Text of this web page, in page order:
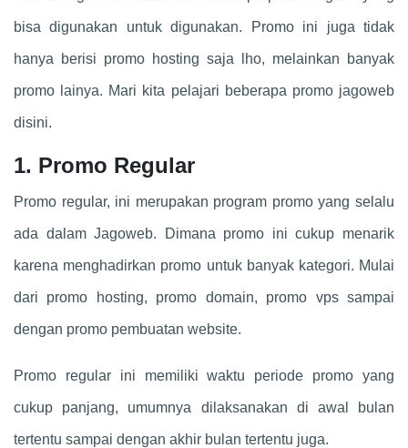
bisa digunakan untuk digunakan. Promo ini juga tidak
hanya berisi promo hosting saja lho, melainkan banyak
promo lainya. Mari kita pelajari beberapa promo jagoweb
disini.
1. Promo Regular
Promo regular, ini merupakan program promo yang selalu
ada dalam Jagoweb. Dimana promo ini cukup menarik
karena menghadirkan promo untuk banyak kategori. Mulai
dari promo hosting, promo domain, promo vps sampai
dengan promo pembuatan website.
Promo regular ini memiliki waktu periode promo yang
cukup panjang, umumnya dilaksanakan di awal bulan
tertentu sampai dengan akhir bulan tertentu juga.